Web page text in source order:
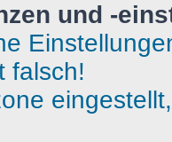
und -
falsch!